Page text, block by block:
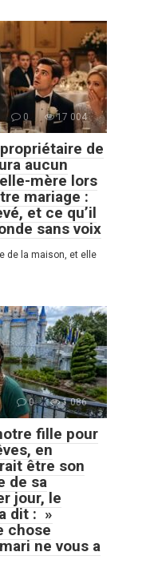
0 17 004
de
aucun
mère lors
mariage :
et ce qu’il
sans voix
de la maison, et elle
0 1 086
fille pour
en
être son
de sa
jour, le
dit : »
chose
ne vous a